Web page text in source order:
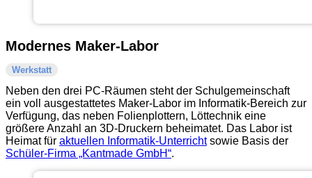
Modernes Maker-Labor
Werkstatt
Neben den drei PC-Räumen steht der Schulgemeinschaft
ein voll ausgestattetes Maker-Labor im Informatik-Bereich zur
Verfügung, das neben Folienplottern, Löttechnik eine
größere Anzahl an 3D-Druckern beheimatet. Das Labor ist
Heimat für aktuellen Informatik-Unterrichtsowie Basis der
Schüler-Firma „Kantmade GmbH“.